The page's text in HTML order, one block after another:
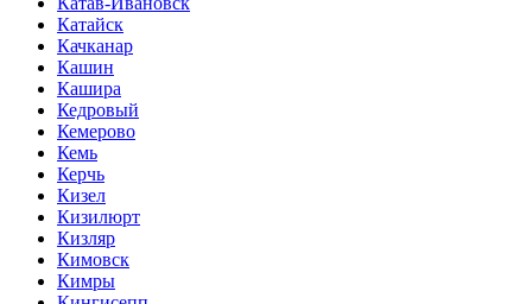
Катайск
Качканар
Кашин
Кашира
Кедровый
Кемерово
Кемь
Керчь
Кизел
Кизилюрт
Кизляр
Кимовск
Кимры